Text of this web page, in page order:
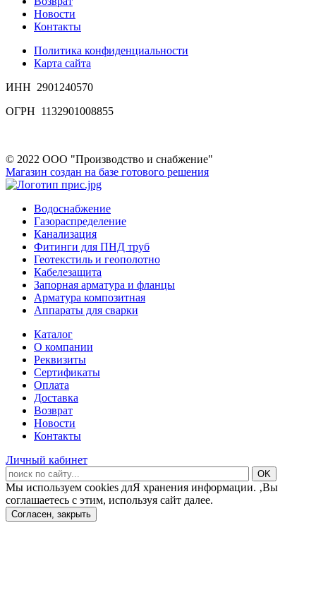
Новости
Контакты
Политика конфиденциальности
Карта сайта
ИНН 2901240570
ОГРН 1132901008855
© 2022 ООО "Производство и снабжение"
Магазин создан на базе готового решения
Водоснабжение
Газораспределение
Канализация
Фитинги для ПНД труб
Геотекстиль и геополотно
Кабелезащита
Запорная арматура и фланцы
Арматура композитная
Аппараты для сварки
Каталог
О компании
Реквизиты
Сертификаты
Оплата
Доставка
Возврат
Новости
Контакты
Личный кабинет
Мы используем cookies длЯ хранения информации. ‚Вы
соглашаетесь с этим, используя сайт далее.
Согласен, закрыть